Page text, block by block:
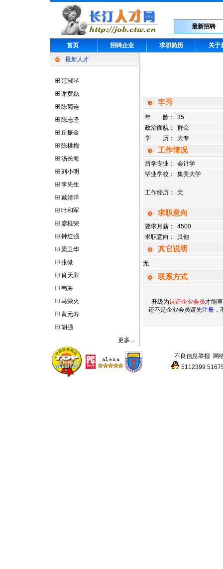
最新招聘
首页 招聘企业 求职简历
关于
最新人才
范淑琴
谢黄磊
陈菊连
陈志坚
丘振金
陈桃梅
汤长海
刘小明
李先生
戴靖洋
叶和军
廖桂荣
钟红强
梁卫华
张微
肖天养
韦海
马荣火
黄元寿
胡强
更多...
李秀
年 龄：
35
政治面貌：
群众
学 历：
大专
工作情况
所学专业：
会计学
毕业学校：
集美大学
工作经历： 无
求职意向
要求月薪：
4500
求职意向：
其他
其它说明
无
联系方式
升级为认证企业会员才能
还不是企业会员请先注册
不良信息举报 网
5112399